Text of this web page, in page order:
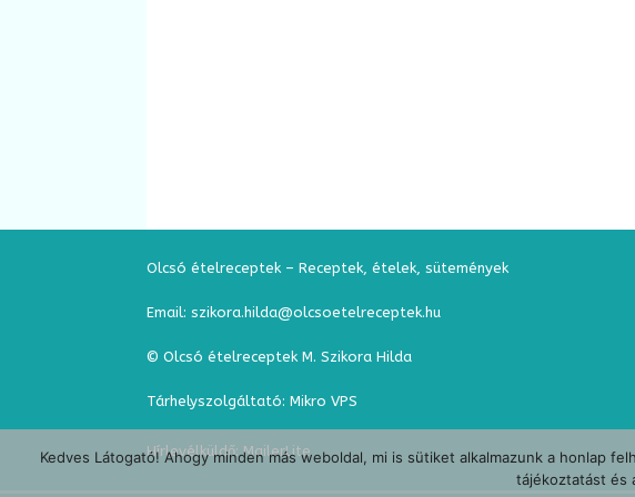
Olcsó ételreceptek – Receptek, ételek, sütemények
Email: szikora.hilda@olcsoetelreceptek.hu
© Olcsó ételreceptek M. Szikora Hilda
Tárhelyszolgáltató: Mikro VPS
Hírlevélküldő: MailerLite
Kedves Látogató! Ahogy minden más weboldal, mi is sütiket alkalmazunk a honlap
tájékoztatást és